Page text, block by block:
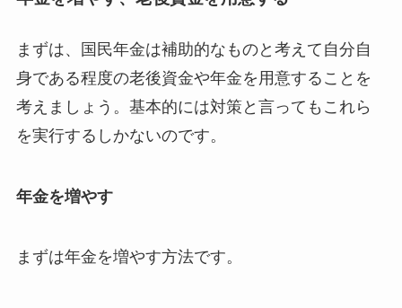
まずは、国民年金は補助的なものと考えて自分自
身である程度の老後資金や年金を用意することを
考えましょう。基本的には対策と言ってもこれら
を実行するしかないのです。
年金を増やす
まずは年金を増やす方法です。